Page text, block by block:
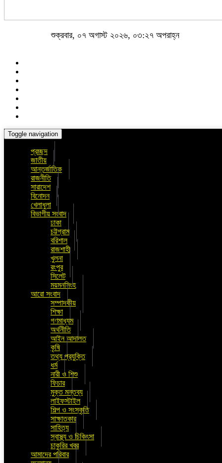
শুক্রবার, ০৭ অগাস্ট ২০২৬, ০৩:২৭ অপরাহ্ন
Toggle navigation
প্রচ্ছদ
জাতীয়
আন্তর্জাতিক
রাজনীতি
সারাদেশ
বিনোদন
খেলাধুলা
বিভাগীয় সংবাদ
ঢাকা
চট্টগ্রাম
বরিশাল
রাজশাহী
খুলনা
রংপুর
সিলেট
ময়মনসিংহ
আরো সংবাদ
সম্পাদকীয়
শিক্ষা
গণমাধ্যম
অর্থনীতি
আইন আদালত
কৃষি
তথ্য প্রযুক্তি
ধর্ম
নারী ও শিশু
ফিচার
মুক্ত মন্তব্য
লাইফস্টাইল
শিল্প ও সংস্কৃতি
সাক্ষাতকার
সাহিত্য
স্বাস্থ্য ও চিকিৎসা
চাকুরির খবর
আমাদের পরিবার